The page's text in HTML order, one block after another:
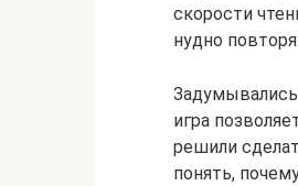
скорости
нудно
игра
решили
понять,